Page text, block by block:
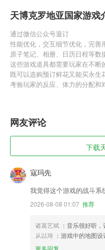
天博克罗地亚国家游戏
通过微信公众号退订
性能优化，交互细节优化，完善
原子笔记、相册、日历日程等
这些游戏道具都需要玩家在不断
既可以选购预订鲜花又能买永生
考验玩家的反应、体力的分配和
网友评论
下载
寇玛先
我觉得这个游戏的战斗系
2026-08-08 01:07 推荐
诸葛艺斌 ：音乐很好听，
从以琦 ：游戏中的地图
更多回复